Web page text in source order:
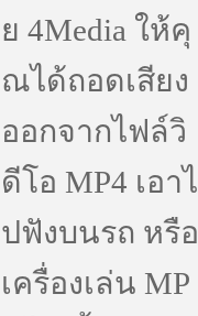
ย 4Media ให้คุ
ณได้ถอดเสียง
ออกจากไฟล์วิ
ดีโอ MP4 เอาไ
ปฟังบนรถ หรือ
เครื่องเล่น MP